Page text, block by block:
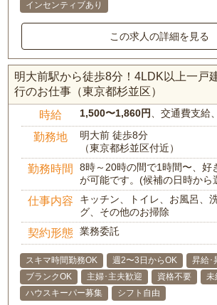
インセンティブあり
この求人の詳細を見る
明大前駅から徒歩8分！4LDK以上一戸
行のお仕事（東京都杉並区）
時給 1,500〜1,860円 、交通費支給
勤務地
明大前 徒歩8分
（東京都杉並区付近）
勤務時間
8時～20時の間で1時間〜、好
が可能です。(候補の日時から
仕事内容
キッチン、トイレ、お風呂、
グ、その他のお掃除
契約形態 業務委託
スキマ時間勤務OK 週2〜3日からOK
昇給･
ブランクOK
主婦･主夫歓迎 資格不要
未
ハウスキーパー募集
シフト自由